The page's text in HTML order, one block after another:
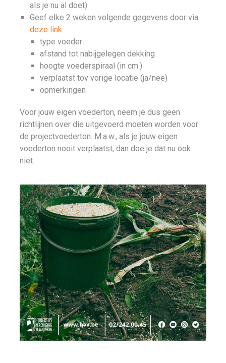
als je nu al doet)
Geef elke 2 weken volgende gegevens door via
deze link
type voeder
afstand tot nabijgelegen dekking
hoogte voederspiraal (in cm.)
verplaatst tov vorige locatie (ja/nee)
opmerkingen
Voor jouw eigen voederton, neem je dus geen
richtlijnen over die uitgevoerd moeten worden voor
de projectvoederton. M.a.w., als je jouw eigen
voederton nooit verplaatst, dan doe je dat nu ook
niet.